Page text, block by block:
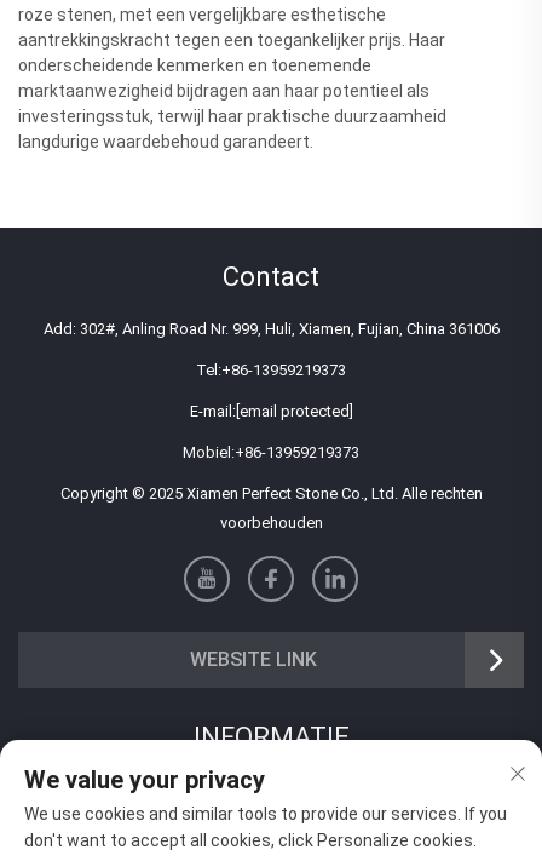
roze stenen, met een vergelijkbare esthetische
aantrekkingskracht tegen een toegankelijker prijs. Haar
onderscheidende kenmerken en toenemende
marktaanwezigheid bijdragen aan haar potentieel als
investeringsstuk, terwijl haar praktische duurzaamheid
langdurige waardebehoud garandeert.
Contact
Add: 302#, Anling Road Nr. 999, Huli, Xiamen, Fujian, China 361006
Tel:+86-13959219373
E-mail:[email protected]
Mobiel:+86-13959219373
Copyright © 2025 Xiamen Perfect Stone Co., Ltd. Alle rechten
voorbehouden
WEBSITE LINK
INFORMATIE
Meld je aan om onze wekelijkse nieuwsbrief te ontvangen
We value your privacy
We use cookies and similar tools to provide our services. If you
don't want to accept all cookies, click Personalize cookies.